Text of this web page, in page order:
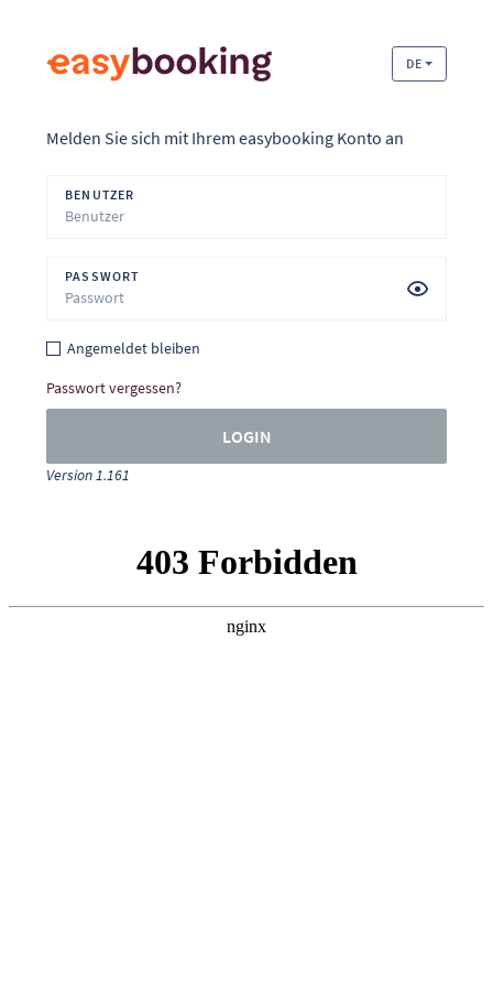
DE
Melden Sie sich mit Ihrem easybooking Konto an
BENUTZER
PASSWORT
Angemeldet bleiben
Passwort vergessen?
LOGIN
Version 1.161